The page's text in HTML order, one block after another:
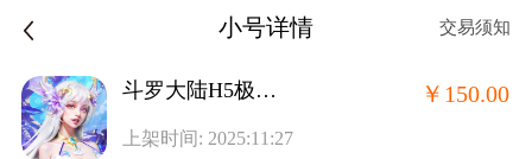
小号详情 交易须知
斗罗大陆H5极速版-魂环服
上架时间: 2025:11:27
￥150.00